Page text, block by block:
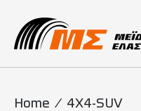
Main
Home / 4X4-SUV